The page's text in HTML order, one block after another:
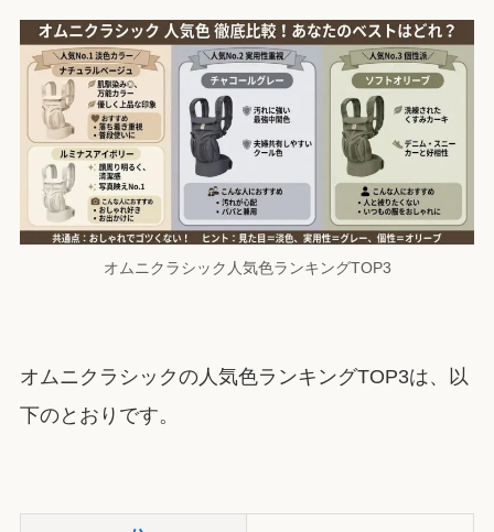
オムニクラシック人気色ランキングTOP3
オムニクラシックの人気色ランキングTOP3は、以
下のとおりです。